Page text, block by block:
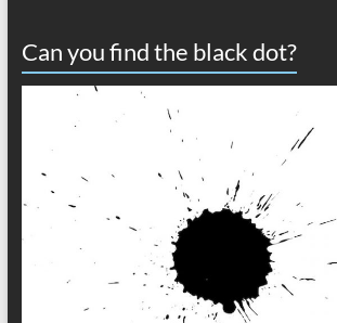
Can you find the black dot?